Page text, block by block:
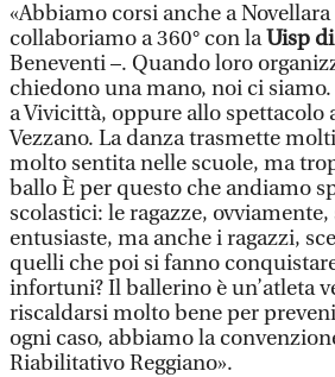
«Abbiamo corsi anche a Novellara
collaboriamo a 360° con laUisp
Beneventi –. Quando loro
chiedono una mano, noi ci
a Vivicittà, oppure allo spettacolo
Vezzano. La danza trasmette
molto sentita nelle scuole, ma
ballo È per questo che andiamo
scolastici: le ragazze,
entusiaste, ma anche i ragazzi,
quelli che poi si fanno
infortuni? Il ballerino è un’atleta
riscaldarsi molto bene per
ogni caso, abbiamo la
Riabilitativo Reggiano».